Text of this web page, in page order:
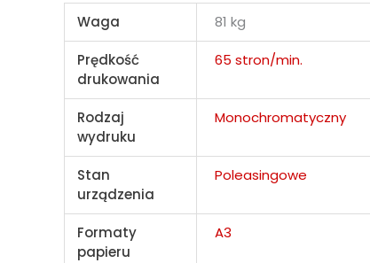
Waga 81 kg
Prędkość
drukowania
65 stron/min.
Rodzaj
wydruku
Monochromatyczny
Stan
urządzenia
Poleasingowe
Formaty
papieru
A3